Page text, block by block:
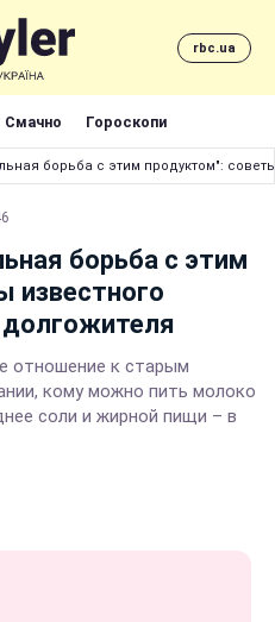
rbc.ua
Смачно Гороскопи
борьба с этим продуктом":
борьба с этим
известного
отношение к старым
кому можно пить молоко
соли и жирной пищи – в